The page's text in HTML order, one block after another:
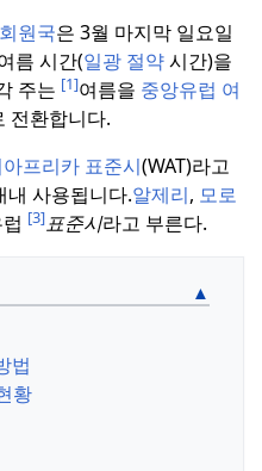
원국은 3월 마지막 일요일
름 시간(일광 절약시간)을
주는 [1]여름을 중앙유럽 여
전환합니다.
프리카 표준시(WAT)라고
내 사용됩니다.알제리, 모로
[3]표준시라고 부른다.
법
황